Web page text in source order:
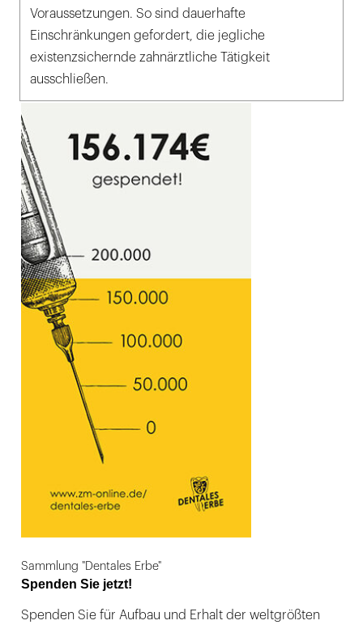
Voraussetzungen. So sind dauerhafte
Einschränkungen gefordert, die jegliche
existenzsichernde zahnärztliche Tätigkeit
ausschließen.
Sammlung "Dentales Erbe"
Spenden Sie jetzt!
Spenden Sie für Aufbau und Erhalt der weltgrößten